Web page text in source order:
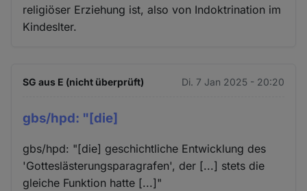
religiöser Erziehung ist, also von Indoktrination im
Kindeslter.
SG aus E (nicht überprüft) Di. 7 Jan 2025 - 20:20
gbs/hpd: "[die]
gbs/hpd: "[die] geschichtliche Entwicklung des
'Gotteslästerungsparagrafen', der [...] stets die
gleiche Funktion hatte [...]"